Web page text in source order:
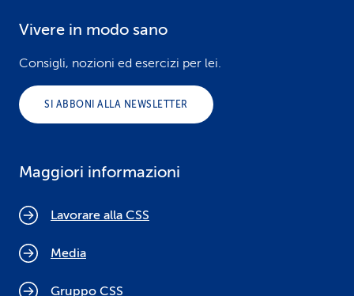
Vivere in modo sano
Consigli, nozioni ed esercizi per lei.
SI ABBONI ALLA NEWSLETTER
Maggiori informazioni
Lavorare alla CSS
Media
Gruppo CSS